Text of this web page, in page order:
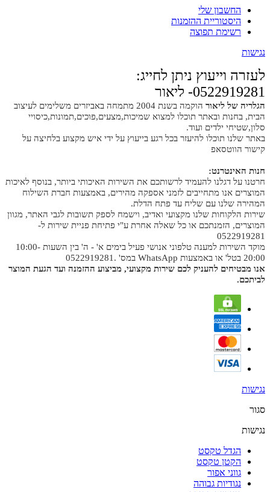
החשבון שלי
היסטוריית ההזמנות
רשימת תפוצה
נגישות
לעזרה וייעוץ ניתן לחייג:
0522919281- ליאור
הגלריה של ליאור
הוקמה בשנת 2004 מתמחה באביזרים משלימים לעיצוב
הבית, בחנות ובאתר תוכלו למצוא שמיכות,מצעים,פוכים,תמונות,כיסויי
סלון,שטיחי ילדים ועוד.
באתר שלנו תוכלו להיעזר בכל רגע בייעוץ על ידי איש מקצוע בלחיצה על
קישור הווטסאפ
חנות האינטרנט:
חרטנו על דגלנו להעמיד לרשותכם את השירות האיכותי ביותר, בנוסף לאיכות
המוצרים אנו מתחייבים לזמני אספקה מהירים, באמצעות חברת השילוח
המהירה שלנו עם שליח עד פתח הדלת.
שירות הלקוחות שלנו מקצועי ואדיב, וישמח לספק תשובות לגבי האתר, מגוון
המוצרים, הזמנתכם או כל שאלה אחרת ע"י פתיחת פניית שירות ל-
0522919281
מוקד השירות למענה טלפוני אנושי פעיל בימים א' - ה' בין השעות 10:00-
20:00 בטל' או באמצעות WhatsApp במס' .0522919281
אנו מבטיחים להעניק לכם שירות מקצועי, מביצוע ההזמנה ועד הגעת המוצר
לביתכם.
נגישות
סגור
נגישות
הגדל טקסט
הקטן טקסט
גווני אפור
נגודיות גבוהה